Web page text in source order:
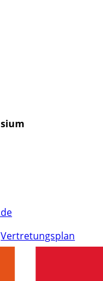
Vertretungsplan